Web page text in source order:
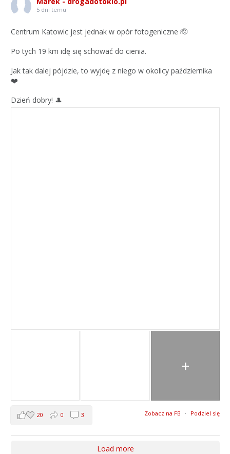
5 dni temu
Centrum Katowic jest jednak w opór fotogeniczne 🫡
Po tych 19 km idę się schować do cienia.
Jak tak dalej pójdzie, to wyjdę z niego w okolicy października
❤️
Dzień dobry! 🎩
+
Zobacz na FB · Podziel się
20 0 3
Load more